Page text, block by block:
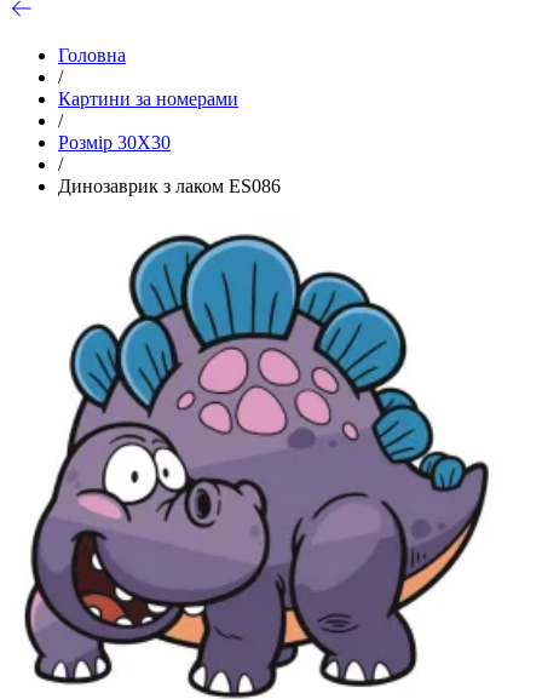
Головна
/
Картини за номерами
/
Розмір 30Х30
/
Динозаврик з лаком ES086